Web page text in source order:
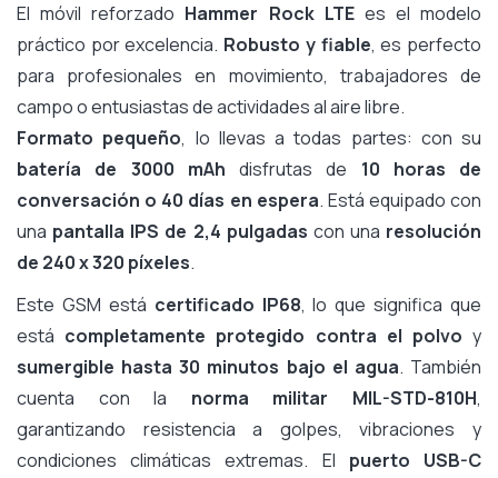
El móvil reforzado Hammer Rock LTEes el modelo
práctico por excelencia. Robusto y fiable, es perfecto
para profesionales en movimiento, trabajadores de
campo o entusiastas de actividades al aire libre.
Formato pequeño, lo llevas a todas partes: con su
batería de 3000 mAh disfrutas de 10 horas de
conversación o 40 días en espera. Está equipado con
una pantalla IPS de 2,4 pulgadas con una resolución
de 240 x 320 píxeles.
Este GSM está certificado IP68, lo que significa que
está completamente protegido contra el polvo y
sumergible hasta 30 minutos bajo el agua. También
cuenta con la norma militar MIL-STD-810H,
garantizando resistencia a golpes, vibraciones y
condiciones climáticas extremas. El puerto USB-C